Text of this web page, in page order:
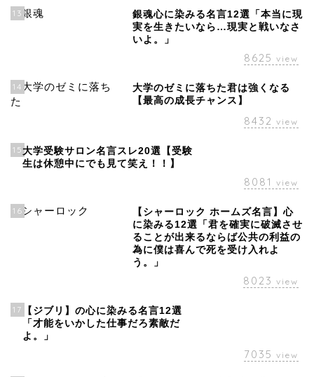
13
銀魂心に染みる名言12選「本当に現
実を生きたいなら…現実と戦いなさ
いよ。」
8625 view
14
大学のゼミに落ちた君は強くなる
【最高の成長チャンス】
8432 view
15 大学受験サロン名言スレ20選【受験
生は休憩中にでも見て笑え！！】
8081 view
16
【シャーロック ホームズ名言】心
に染みる12選「君を確実に破滅させ
ることが出来るならば公共の利益の
為に僕は喜んで死を受け入れよ
う。」
8023 view
17
【ジブリ】の心に染みる名言12選
「才能をいかした仕事だろ素敵だ
よ。」
7035 view